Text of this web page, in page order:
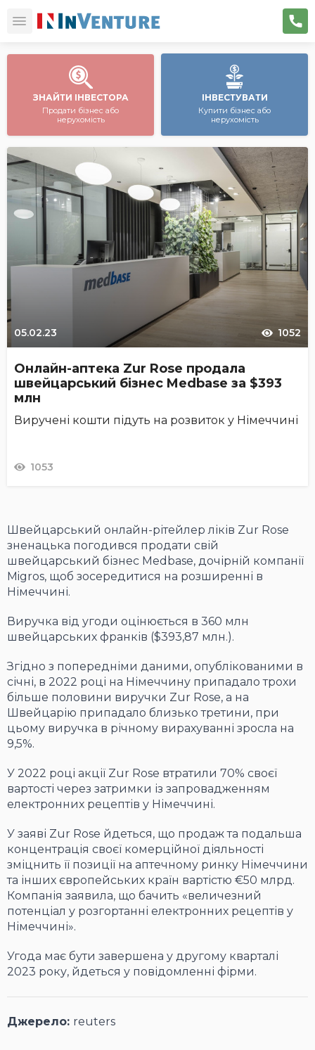
ЗНАЙТИ ІНВЕСТОРА
Продати бізнес або
нерухомість
ІНВЕСТУВАТИ
Купити бізнес або
нерухомість
05.02.23 1052
Онлайн-аптека Zur Rose продала
швейцарський бізнес Medbase за $393
млн
Виручені кошти підуть на розвиток у Німеччині
1053
Швейцарський онлайн-рітейлер ліків Zur Rose
зненацька погодився продати свій
швейцарський бізнес Medbase, дочірній компанії
Migros, щоб зосередитися на розширенні в
Німеччині.
Виручка від угоди оцінюється в 360 млн
швейцарських франків ($393,87 млн.).
Згідно з попередніми даними, опублікованими в
січні, в 2022 році на Німеччину припадало трохи
більше половини виручки Zur Rose, а на
Швейцарію припадало близько третини, при
цьому виручка в річному вирахуванні зросла на
9,5%.
У 2022 році акції Zur Rose втратили 70% своєї
вартості через затримки із запровадженням
електронних рецептів у Німеччині.
У заяві Zur Rose йдеться, що продаж та подальша
концентрація своєї комерційної діяльності
зміцнить її позиції на аптечному ринку Німеччини
та інших європейських країн вартістю €50 млрд.
Компанія заявила, що бачить «величезний
потенціал у розгортанні електронних рецептів у
Німеччині».
Угода має бути завершена у другому кварталі
2023 року, йдеться у повідомленні фірми.
Джерело: reuters